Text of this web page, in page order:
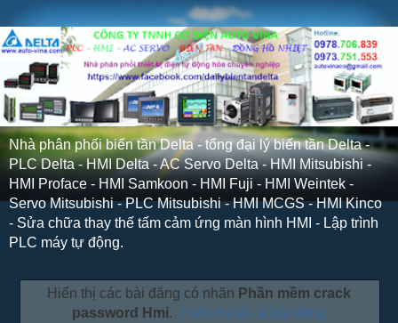
Nhà phân phối biến tần Delta - tổng đại lý biến tần Delta -
PLC Delta - HMI Delta - AC Servo Delta - HMI Mitsubishi -
HMI Proface - HMI Samkoon - HMI Fuji - HMI Weintek -
Servo Mitsubishi - PLC Mitsubishi - HMI MCGS - HMI Kinco
- Sửa chữa thay thế tấm cảm ứng màn hình HMI - Lập trình
PLC máy tự động.
Hiển thị các bài đăng có nhãn Phần mềm crack
password Hmi. Hiển thị tất cả bài đăng